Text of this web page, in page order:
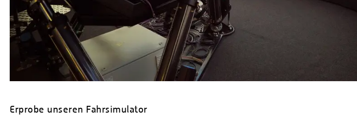
Erprobe unseren Fahrsimulator